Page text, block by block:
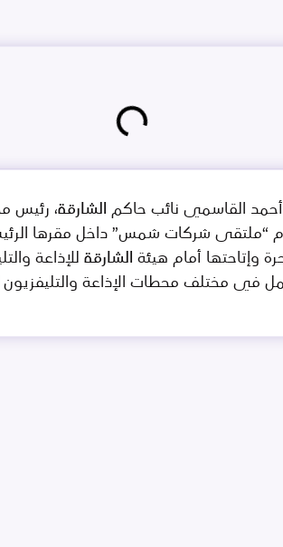
القاسمي نائب حاكم الشارقة، رئيس
“ملتقى شركات شمس” داخل مقرها
أمام هيئة الشارقة للإذاعة
في مختلف محطات الإذاعة والتليفزيون